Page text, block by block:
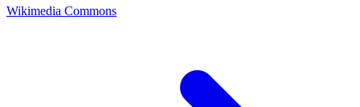
Wikimedia Commons